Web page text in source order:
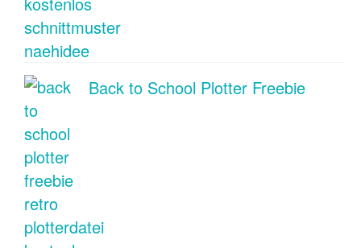
Back to School Plotter Freebie